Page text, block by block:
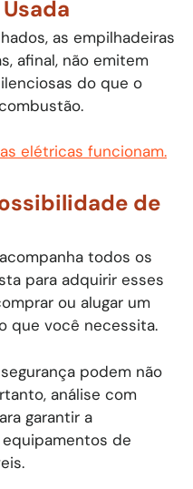
as empilhadeiras
afinal, não emitem
do que o
elétricas funcionam.
de
todos os
para adquirir esses
ou alugar um
que você necessita.
podem não
análise com
garantir a
de